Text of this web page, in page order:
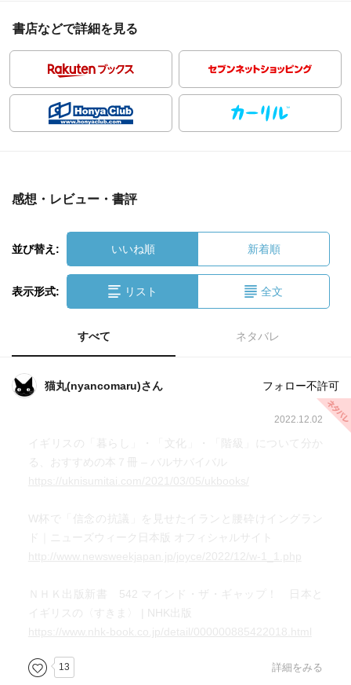
書店などで詳細を見る
感想・レビュー・書評
並び替え: いいね順 新着順
表示形式: リスト 全文
すべて ネタバレ
猫丸(nyancomaru)さん フォロー不許可
2022.12.02
イギリスの「暮らし」・「文化」・「階級」について分か
る、おすすめの本７冊 – バルサバイバル
W杯で「信念の抗議」を見せたイランと腰砕けイングラン
ド｜ニューズウィーク日本版 オフィシャルサイト
ＮＨＫ出版新書 542 マインド・ザ・ギャップ！ 日本と
イギリスの〈すきま〉 | NHK出版
13 詳細をみる